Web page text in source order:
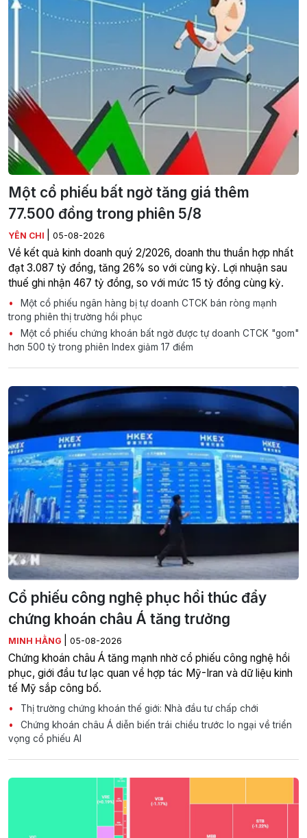
Một cổ phiếu bất ngờ tăng giá thêm
77.500 đồng trong phiên 5/8
YÊN CHI 05-08-2026
Về kết quả kinh doanh quý 2/2026, doanh thu thuần hợp nhất
đạt 3.087 tỷ đồng, tăng 26% so với cùng kỳ. Lợi nhuận sau
thuế ghi nhận 467 tỷ đồng, so với mức 15 tỷ đồng cùng kỳ.
Một cổ phiếu ngân hàng bị tự doanh CTCK bán ròng mạnh
trong phiên thị trường hồi phục
Một cổ phiếu chứng khoán bất ngờ được tự doanh CTCK "gom"
hơn 500 tỷ trong phiên Index giảm 17 điểm
Cổ phiếu công nghệ phục hồi thúc đẩy
chứng khoán châu Á tăng trưởng
MINH HẰNG 05-08-2026
Chứng khoán châu Á tăng mạnh nhờ cổ phiếu công nghệ hồi
phục, giới đầu tư lạc quan về hợp tác Mỹ-Iran và dữ liệu kinh
tế Mỹ sắp công bố.
Thị trường chứng khoán thế giới: Nhà đầu tư chấp chới
Chứng khoán châu Á diễn biến trái chiều trước lo ngại về triển
vọng cổ phiếu AI